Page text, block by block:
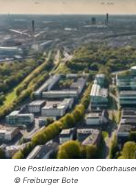
Die Postleitzahlen von
© Freiburger Bote